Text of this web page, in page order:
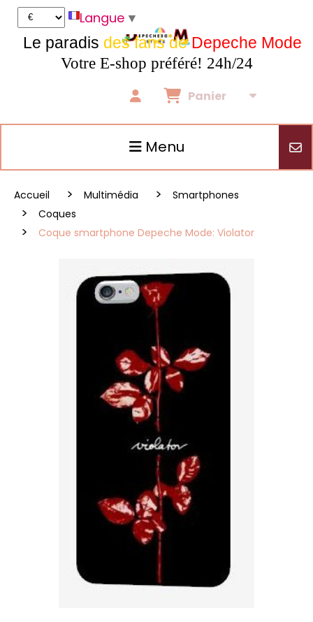
Le paradis des fans deDepeche Mode
Votre E-shop préféré! 24h/24
Panier
Menu
Accueil Multimédia
Smartphones
Coques
Coque smartphone Depeche Mode: Violator
Langue ▼
Panneau de gestion des cookies